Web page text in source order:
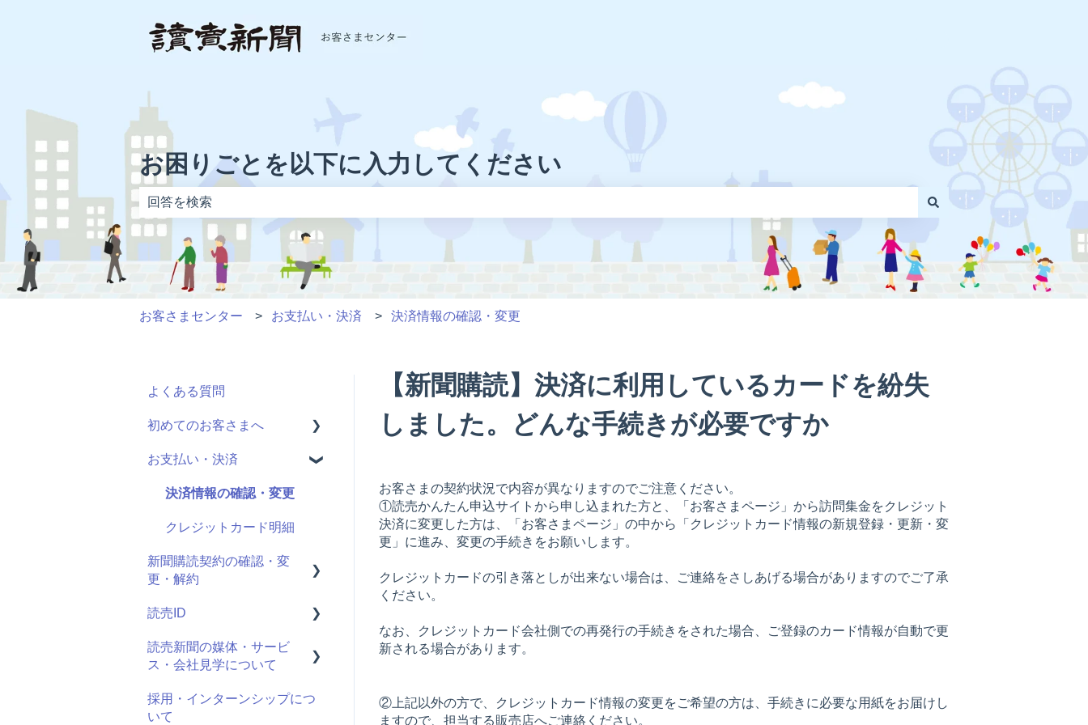
お困りごとを以下に入力してください
検索フィールドが空なので、候補はありません。
お客さまセンター お支払い・決済 決済情報の確認・変更
【新聞購読】決済に利用しているカードを紛失
しました。どんな手続きが必要ですか
お客さまの契約状況で内容が異なりますのでご注意ください。
①読売かんたん申込サイトから申し込まれた方と、「お客さまページ」から訪問集金をクレジット
決済に変更した方は、「お客さまページ」の中から「クレジットカード情報の新規登録・更新・変
更」に進み、変更の手続きをお願いします。
クレジットカードの引き落としが出来ない場合は、ご連絡をさしあげる場合がありますのでご了承
ください。
なお、クレジットカード会社側での再発行の手続きをされた場合、ご登録のカード情報が自動で更
新される場合があります。
②上記以外の方で、クレジットカード情報の変更をご希望の方は、手続きに必要な用紙をお届けし
ますので、担当する販売店へご連絡ください。
よくある質問
初めてのお客さまへ
読売ID登録
読売かんたん申込サイトと
申し込む新聞の選択
契約期間・料金
決済方法の選択
お支払い・決済
決済情報の確認・変更
クレジットカード明細
新聞購読契約の確認・変
更・解約
最近お申し込みされた方
購読中商品の確認・変更・
解約
個人情報の確認・変更
読売ID
登録情報
ログイン通知
読売新聞の媒体・サービ
ス・会社見学について
読売新聞の媒体について
採用・インターンシップにつ
いて